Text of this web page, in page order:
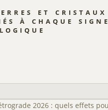
et cristaux
à chaque signe